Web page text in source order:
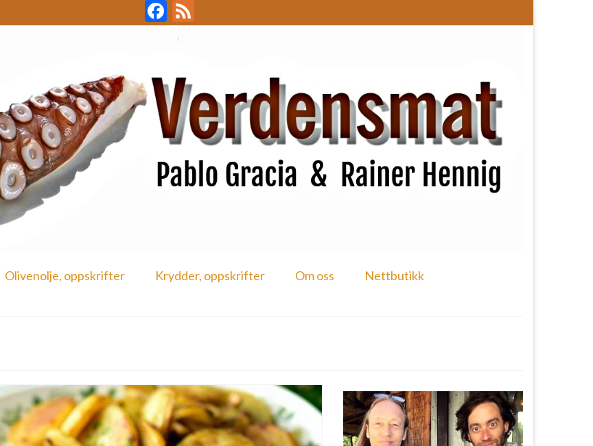
Facebook
Olivenolje, oppskrifter Krydder, oppskrifter Om oss Nettbutikk